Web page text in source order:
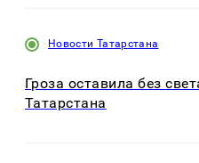
Новости Татарстана
Гроза оставила без
Татарстана